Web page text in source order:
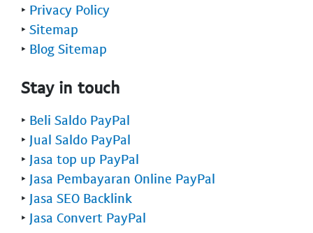
‣ Privacy Policy
‣ Sitemap
‣ Blog Sitemap
Stay in touch
‣ Beli Saldo PayPal
‣ Jual Saldo PayPal
‣ Jasa top up PayPal
‣ Jasa Pembayaran Online PayPal
‣ Jasa SEO Backlink
‣ Jasa Convert PayPal